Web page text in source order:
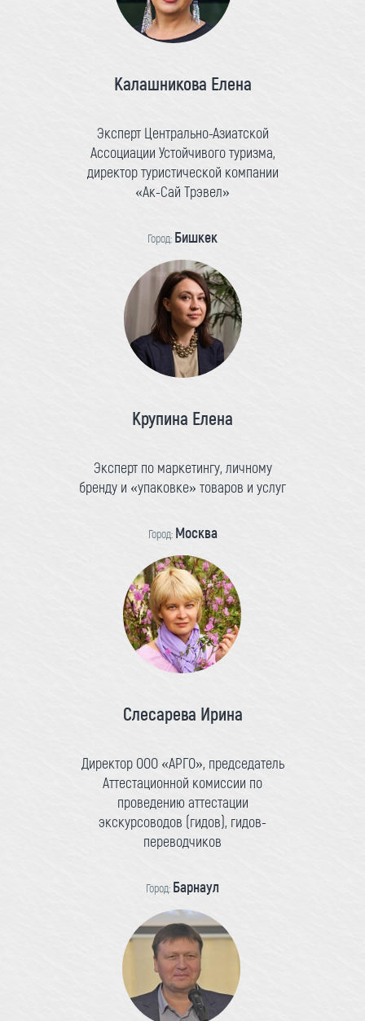
Калашникова Елена
Эксперт Центрально-Азиатской
Ассоциации Устойчивого туризма,
директор туристической компании
«Ак-Сай Трэвел»
Город: Бишкек
Крупина Елена
Эксперт по маркетингу, личному
бренду и «упаковке» товаров и услуг
Город: Москва
Слесарева Ирина
Директор ООО «АРГО», председатель
Аттестационной комиссии по
проведению аттестации
экскурсоводов (гидов), гидов-
переводчиков
Город: Барнаул